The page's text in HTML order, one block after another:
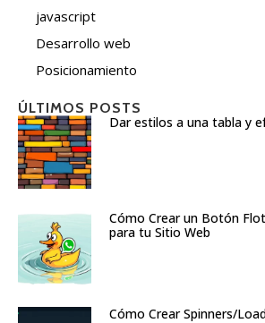
javascript
Desarrollo web
Posicionamiento
ÚLTIMOS POSTS
Dar estilos a una tabla y
Cómo Crear un Botón
para tu Sitio Web
Cómo Crear Spinners/